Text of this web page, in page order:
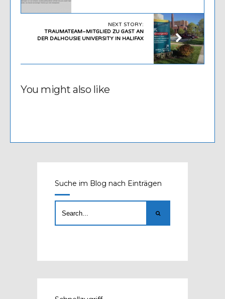
NEXT STORY:
TRAUMATEAM–MITGLIED ZU GAST AN
DER DALHOUSIE UNIVERSITY IN HALIFAX
You might also like
Suche im Blog nach Einträgen